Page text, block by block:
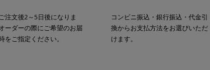
注文後2～5日後になりま
ーダーの際にご希望のお届
をご指定ください。
コンビニ振込・銀行振込・代金引
換からお支払方法をお選びいただ
けます。